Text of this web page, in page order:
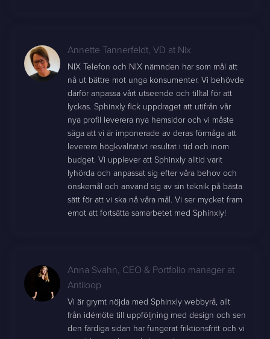
Annette Tannerfeldt, VD at Nix
NIX Telefon och NIX nämnden har som mål att
nå ut bättre mot unga konsumenter. Vi behövde
därför anpassa vårt utseende och tilltal för att
lyckas. Sphinxly fick uppdraget att utifrån vår
nya profil leverera nya hemsidor och vi måste
säga att vi är imponerade av deras förmåga att
leverera högkvalitativt resultat i tid och inom
budget. Vi upplever att Sphinxly alltid varit
lyhörda och anpassat sig efter våra behov och
önskemål och använd sig av sin teknik på bästa
sätt för att vi ska nå våra mål. Vi ser mycket fram
emot att fortsätta samarbetet med Sphinxly!
Anna Svahn, CEO & Portfolio manager at
Antiloop
Vi är grymt nöjda med Sphinxly webbyrå, allt
från idémöte till uppföljning med design och sen
den färdiga sidan har fungerat friktionsfritt och vi